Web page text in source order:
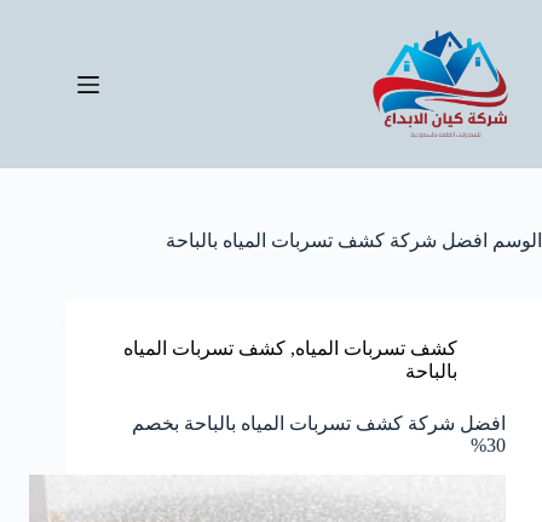
المحتوى
الوسم افضل شركة كشف تسربات المياه بالباحة
كشف تسربات المياه, كشف تسربات المياه
بالباحة
افضل شركة كشف تسربات المياه بالباحة بخصم
30%